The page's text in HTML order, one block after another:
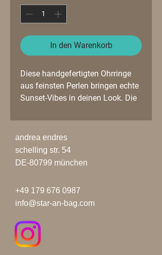
In den Warenkorb
Diese handgefertigten Ohrringe
aus feinsten Perlen bringen echte
Sunset-Vibes in deinen Look. Die
über Orange bis Pink – erinnern
an tropische Sonnenuntergänge
und setzen ein echtes Statement.
Jeder Ohrring ist mit Liebe zum
Strandtage oder einfach, wenn du
Farbe und gute Laune brauchst.
Details:
– Material: Perlen & versilberter
Stecker
andrea endres
schelling str. 54
DE-80799 münchen
+49 179 676 0987
info@star-an-bag.com